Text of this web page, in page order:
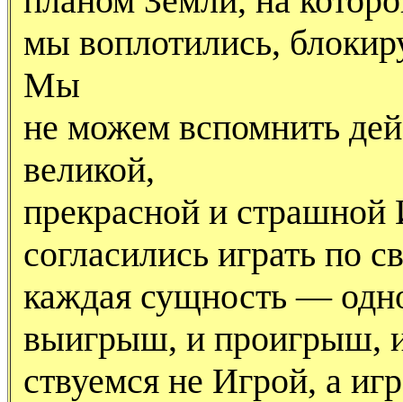
мы воплотились,
Мы
не можем вспомнить
великой,
прекрасной и
согласились играть по
каждая сущность —
выигрыш, и проигрыш,
ствуемся не Игрой, а